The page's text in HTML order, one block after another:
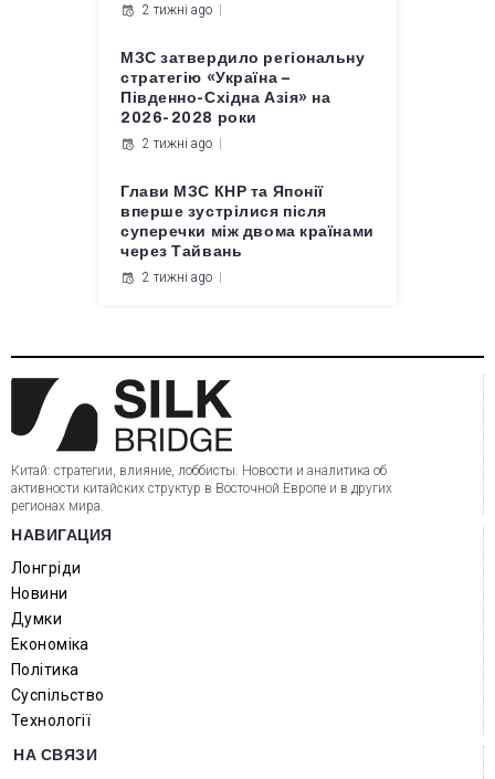
2 тижні ago
МЗС затвердило регіональну
стратегію «Україна –
Південно-Східна Азія» на
2026-2028 роки
2 тижні ago
Глави МЗС КНР та Японії
вперше зустрілися після
суперечки між двома країнами
через Тайвань
2 тижні ago
Китай: стратегии, влияние, лоббисты. Новости и аналитика об
активности китайских структур в Восточной Европе и в других
регионах мира.
НАВИГАЦИЯ
Лонгріди
Новини
Думки
Економіка
Політика
Суспільство
Технології
НА СВЯЗИ